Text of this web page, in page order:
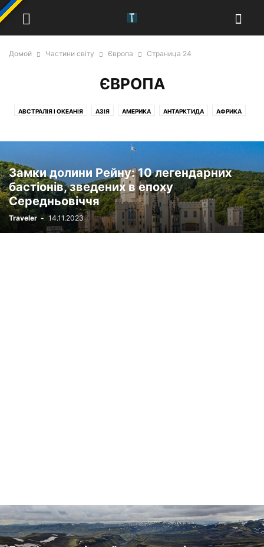
Домой Частини світу Європа Страница 24
ЄВРОПА
АВСТРАЛІЯ І ОКЕАНІЯ АЗІЯ АМЕРИКА АНТАРКТИДА АФРИКА
Замки долини Рейну: 10 легендарних
бастіонів, зведених в епоху
Середньовіччя
Traveler - 14.11.2023